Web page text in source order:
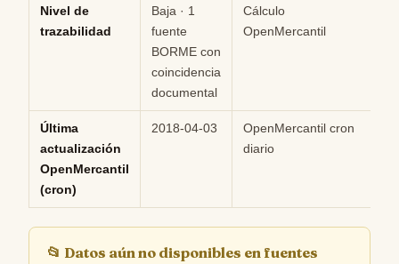
Nivel de
trazabilidad
Baja · 1
fuente
BORME con
coincidencia
documental
Cálculo
OpenMercantil
Última
actualización
OpenMercantil
(cron)
2018-04-03
OpenMercantil cron
diario
📂 Datos aún no disponibles en fuentes